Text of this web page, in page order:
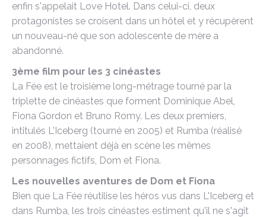
enfin s'appelait Love Hotel. Dans celui-ci, deux
protagonistes se croisent dans un hôtel et y récupèrent
un nouveau-né que son adolescente de mère a
abandonné.
3ème film pour les 3 cinéastes
La Fée est le troisième long-métrage tourné par la
triplette de cinéastes que forment Dominique Abel,
Fiona Gordon et Bruno Romy. Les deux premiers,
intitulés L'Iceberg (tourné en 2005) et Rumba (réalisé
en 2008), mettaient déjà en scène les mêmes
personnages fictifs, Dom et Fiona.
Les nouvelles aventures de Dom et Fiona
Bien que La Fée réutilise les héros vus dans L'Iceberg et
dans Rumba, les trois cinéastes estiment qu'il ne s'agit